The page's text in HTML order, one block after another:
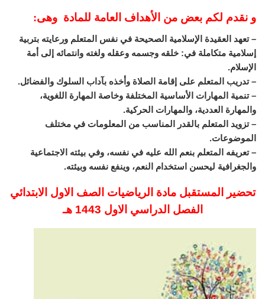
و نقدم لكم بعض من الأهداف العامة للمادة وهى:
– تعهد العقيدة الإسلامية الصحيحة في نفس المتعلم ورعايته بتربية
إسلامية متكاملة في: خلقه وجسمه وعقله ولغته وانتمائه إلى أمة
الإسلام.
– تدريب المتعلم على إقامة الصلاة وأخذه بآداب السلوك والفضائل.
– تنمية المهارات الأساسية المختلفة وخاصة المهارة اللغوية،
والمهارة العددية، والمهارات الحركية.
– تزويد المتعلم بالقدر المناسب من المعلومات في مختلف
الموضوعات.
– تعريفه المتعلم بنعم الله عليه في نفسه، وفي بيئته الاجتماعية
والجغرافية ليحسن استخدام النعم، وينفع نفسه وبيئته.
تحضير المستقبل مادة الرياضيات الصف الاول الابتدائي
الفصل الدراسي الاول 1443 هـ